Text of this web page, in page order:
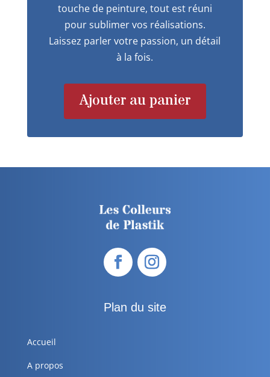
touche de peinture, tout est réuni
pour sublimer vos réalisations.
Laissez parler votre passion, un détail
à la fois.
Ajouter au panier
Plan du site
Accueil
A propos